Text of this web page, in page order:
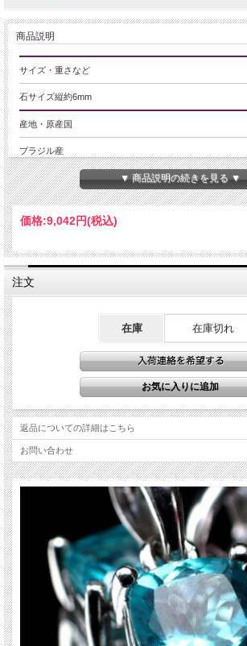
商品説明
サイズ・重さなど
石サイズ縦約6mm
産地・原産国
ブラジル産
グレードなど
5A
アパタイトペンダントトップ
商品説明
アパタイトは宝石となるような品質（ある程度の大きさ
態など）を持ったものはほとんど採れません。
スクエアカットが施され、輝きもすばらしく美しいペン
【ストーンキーワード】
アパタイトには、心の安定とともに自分に自信を取り戻
また恋愛を見守り、相手との仲を深めることを促す力が
ご注意事項
※サイズは目安です。 細かな誤差が出る場合があります
※天然石商品には色みに個体差があります。 また出来る
う撮影を心がけておりますが、お使いのディスプレイ環
みに差が出る場合があります。 ご了承ください。
関連キーワード
天然石 パワーストーン 海外直輸入 バイヤー厳選 プレゼ
ィース 卸し 卸価格 実店舗 ハンドメイド サイズ直し コ
▼ 商品説明の続きを見る ▼
価格:9,042円(税込)
注文
在庫 在庫切れ
返品についての詳細はこちら
お問い合わせ